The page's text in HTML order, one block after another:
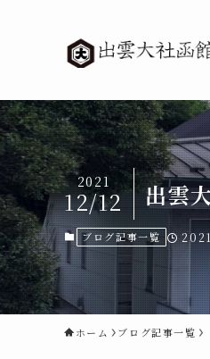
出雲
2021
12/12
ブログ記事一覧
ホーム ブログ記事一覧